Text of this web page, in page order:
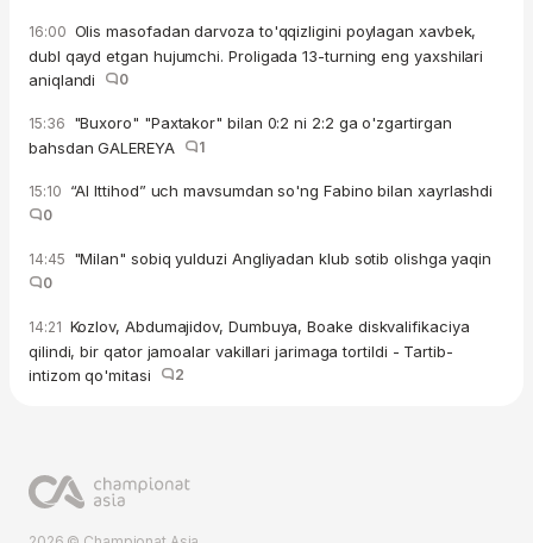
16:00 Olis masofadan darvoza to'qqizligini poylagan xavbek,
dubl qayd etgan hujumchi. Proligada 13-turning eng yaxshilari
aniqlandi
0
15:36 "Buxoro" "Paxtakor" bilan 0:2 ni 2:2 ga o'zgartirgan
bahsdan GALEREYA
1
15:10 “Al Ittihod” uch mavsumdan so'ng Fabino bilan xayrlashdi
0
14:45 "Milan" sobiq yulduzi Angliyadan klub sotib olishga yaqin
0
14:21 Kozlov, Abdumajidov, Dumbuya, Boake diskvalifikaciya
qilindi, bir qator jamoalar vakillari jarimaga tortildi - Tartib-
intizom qo'mitasi
2